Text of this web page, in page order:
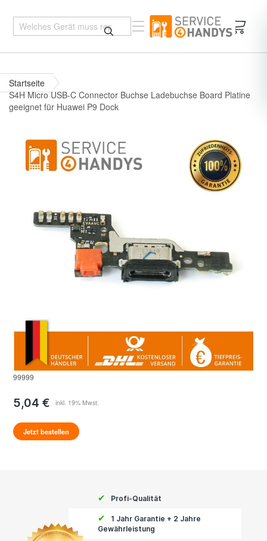
Startseite
S4H Micro USB-C Connector Buchse Ladebuchse Board Platine
geeignet für Huawei P9 Dock
99999
5,04 €
Jetzt bestellen
✔ Profi-Qualität
✔
1 Jahr Garantie + 2 Jahre
Gewährleistung